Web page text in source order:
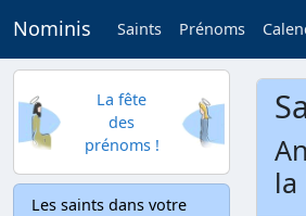
Nominis Saints Prénoms
La fête
des
prénoms !
Les saints dans votre
la